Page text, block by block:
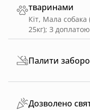
тваринами
Кіт, Мала собака
25кг); З
Палити
Дозволено